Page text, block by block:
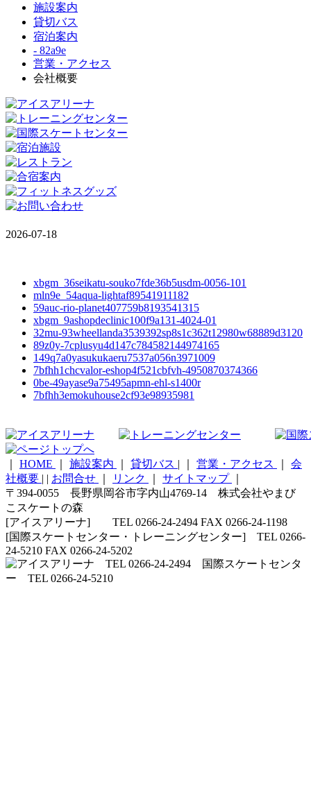
施設案内
貸切バス
宿泊案内
- 82a9e
営業・アクセス
会社概要
2026-07-18
xbgm_36seikatu-souko7fde36b5usdm-0056-101
mln9e_54aqua-lightaf89541911182
59auc-rio-planet407759b8193541315
xbgm_9ashopdeclinic100f9a131-4024-01
32mu-93wheellanda3539392sp8s1c362t12980w68889d3120
89z0y-7cplusyu4d147c784582144974165
149q7a0yasukukaeru7537a056n3971009
7bfhh1chcvalor-eshop4f521cbfvh-4950870374366
0be-49ayase9a75495apmn-ehl-s1400r
7bfhh3emokuhouse2cf93e98935981
HOME 施設案内 貸切バス | 営業・アクセス
会
社概要 | | お問合せ リンク サイトマップ
〒394-0055 長野県岡谷市字内山4769-14 株式会社やまび
こスケートの森
[アイスアリーナ] TEL 0266-24-2494 FAX 0266-24-1198
[国際スケートセンター・トレーニングセンター] TEL 0266-
24-5210 FAX 0266-24-5202